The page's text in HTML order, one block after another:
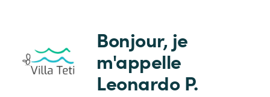
Bonjour, je
m'appelle
Leonardo P.